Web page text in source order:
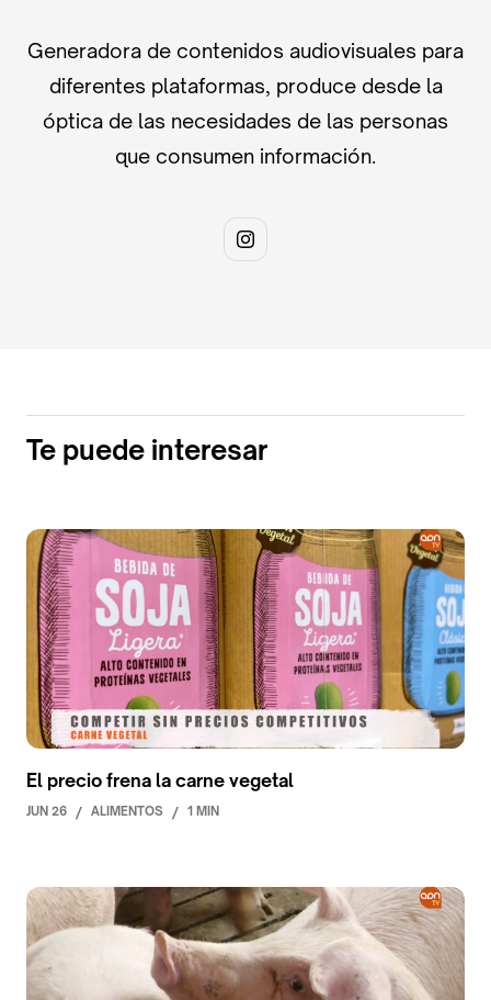
Generadora de contenidos audiovisuales para
diferentes plataformas, produce desde la
óptica de las necesidades de las personas
que consumen información.
Te puede interesar
El precio frena la carne vegetal
JUN 26 / ALIMENTOS / 1 MIN